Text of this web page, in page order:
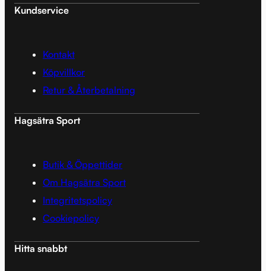
Kundservice
Kontakt
Köpvillkor
Retur & Återbetalning
Hagsätra Sport
Butik & Öppettider
Om Hagsätra Sport
Integritetspolicy
Cookiepolicy
Hitta snabbt